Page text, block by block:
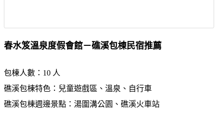
春水笈溫泉度假會館－礁溪包棟民宿推薦
包棟人數：10 人
礁溪包棟特色：兒童遊戲區、溫泉、自行車
礁溪包棟週邊景點：湯圍溝公園、礁溪火車站